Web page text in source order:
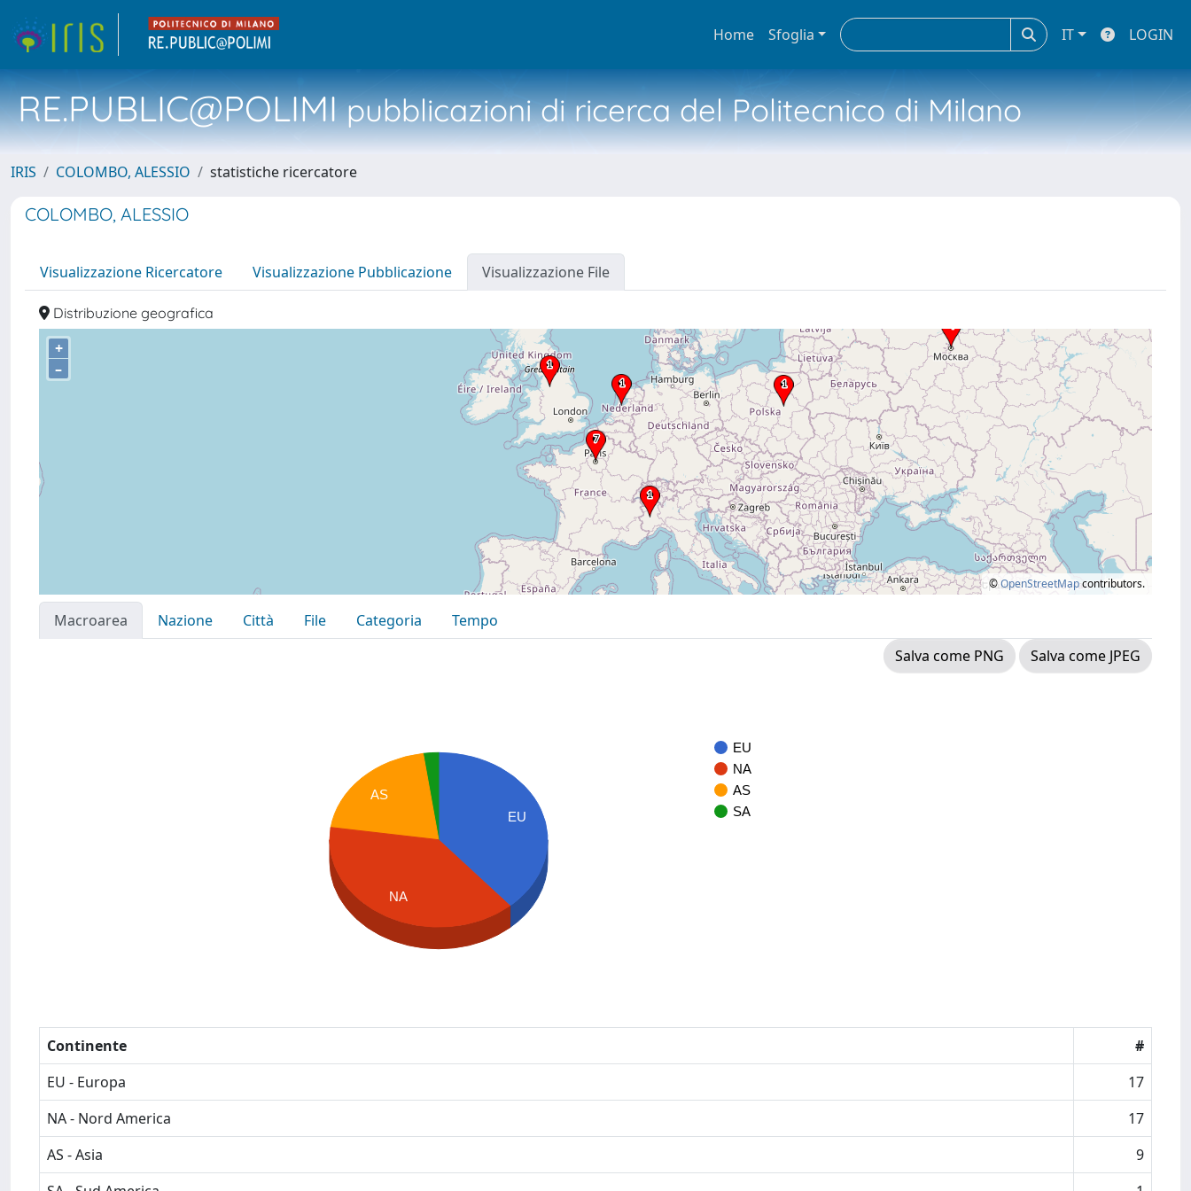
Home Sfoglia IT LOGIN
RE.PUBLIC@POLIMIpubblicazioni di ricerca del Politecnico di Milano
IRIS COLOMBO, ALESSIO statistiche ricercatore
COLOMBO, ALESSIO
Visualizzazione Ricercatore Visualizzazione Pubblicazione Visualizzazione File
Distribuzione geografica
+
–
©OpenStreetMapcontributors.
Macroarea Nazione Città File Categoria
Tempo
Salva come PNG
Salva come JPEG
EU
NA
AS
SA
EU
AS
NA
Continente
#
EU - Europa
17
NA - Nord America
17
AS - Asia
9